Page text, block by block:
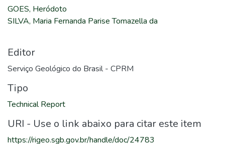
GOES, Heródoto
SILVA, Maria Fernanda Parise Tomazella da
Editor
Serviço Geológico do Brasil - CPRM
Tipo
Technical Report
URI - Use o link abaixo para citar este item
https://rigeo.sgb.gov.br/handle/doc/24783